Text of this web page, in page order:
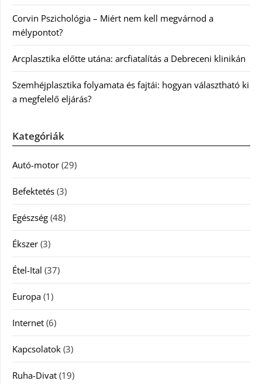
Corvin Pszichológia – Miért nem kell megvárnod a
mélypontot?
Arcplasztika előtte utána: arcfiatalítás a Debreceni klinikán
Szemhéjplasztika folyamata és fajtái: hogyan választható ki
a megfelelő eljárás?
Kategóriák
Autó-motor (29)
Befektetés (3)
Egészség (48)
Ékszer (3)
Étel-Ital (37)
Europa (1)
Internet (6)
Kapcsolatok (3)
Ruha-Divat (19)